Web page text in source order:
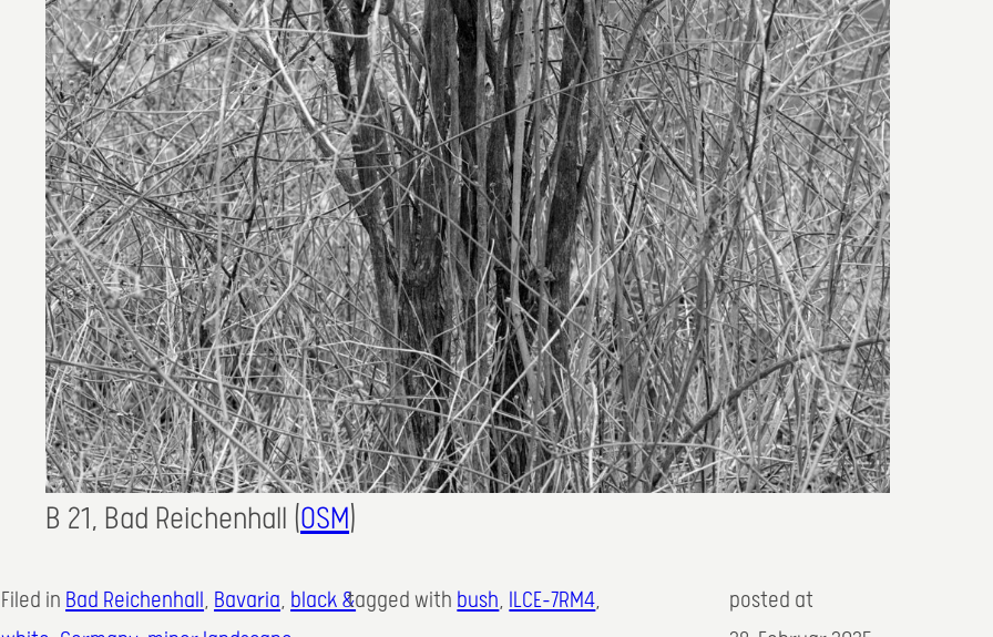
B 21, Bad Reichenhall (OSM)
Filed in Bad Reichenhall, Bavaria, black &tagged with bush, ILCE-7RM4,
posted at